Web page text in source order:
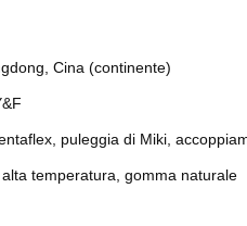
Cina (continente)
puleggia di Miki,
temperatura, gomma naturale